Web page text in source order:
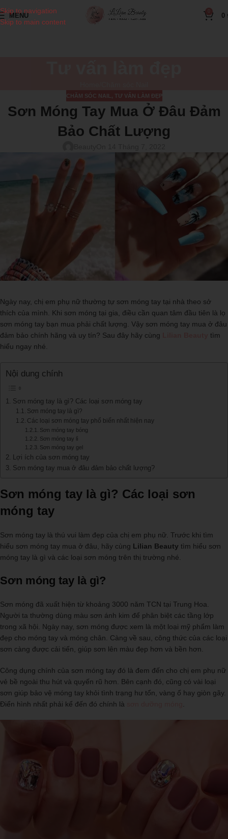
Skip to navigation
Skip to main content
MENU 0
CHĂM SÓC NAIL , TƯ VẤN LÀM ĐẸP
Sơn Móng Tay Mua Ở Đâu Đảm
Bảo Chất Lượng
Ngày nay, chị em phụ nữ thường tự sơn móng tay tại nhà theo sở
thích của mình. Khi sơn móng tại gia, điều cần quan tâm đầu tiên là lọ
sơn móng tay bạn mua phải chất lượng. Vậy sơn móng tay mua ở đâu
đảm bảo chính hãng và uy tín? Sau đây hãy cùng
tìm
hiểu ngay nhé.
Nội dung chính
Sơn móng tay là gì? Các loại sơn móng tay
Sơn móng tay là gì?
Các loại sơn móng tay phổ biến nhất hiện nay
Sơn móng tay bóng
Sơn móng tay lì
Sơn móng tay gel
Lợi ích của sơn móng tay
Sơn móng tay mua ở đâu đảm bảo chất lượng?
Sơn móng tay là gì? Các loại sơn
móng tay
Sơn móng tay là thú vui làm đẹp của chị em phụ nữ. Trước khi tìm
hiểu sơn móng tay mua ở đâu, hãy cùng Lilian Beauty tìm hiểu sơn
móng tay là gì và các loại sơn móng trên thị trường nhé.
Sơn móng tay là gì?
Sơn móng đã xuất hiện từ khoảng 3000 năm TCN tại Trung Hoa.
Người ta thường dùng màu sơn ánh kim để phân biệt các tầng lớp
trong xã hội. Ngày nay, sơn móng được xem là một loại mỹ phẩm làm
đẹp cho móng tay và móng chân. Càng về sau, công thức của các loại
sơn càng được cải tiến, giúp sơn lên màu đẹp hơn và bền hơn.
Công dụng chính của sơn móng tay đó là đem đến cho chị em phụ nữ
vẻ bề ngoài thu hút và quyến rũ hơn. Bên cạnh đó, cũng có vài loại
sơn giúp bảo vệ móng tay khỏi tình trạng hư tổn, vàng ố hay giòn gãy.
Điển hình nhất phải kể đến đó chính là
.